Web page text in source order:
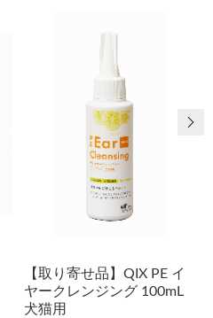
【取り寄せ品】QIX PE イ
ヤークレンジング 100mL
犬猫用
次